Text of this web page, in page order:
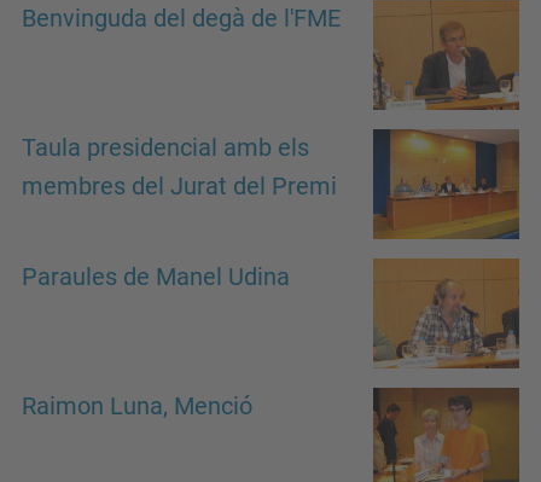
Benvinguda del degà de l'FME
Taula presidencial amb els
membres del Jurat del Premi
Paraules de Manel Udina
Raimon Luna, Menció